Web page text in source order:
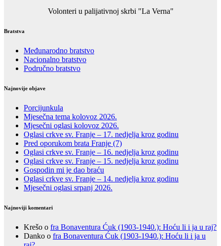
Volonteri u palijativnoj skrbi "La Verna"
Bratstva
Međunarodno bratstvo
Nacionalno bratstvo
Područno bratstvo
Najnovije objave
Porcijunkula
Mjesečna tema kolovoz 2026.
Mjesečni oglasi kolovoz 2026.
Oglasi crkve sv. Franje – 17. nedjelja kroz godinu
Pred oporukom brata Franje (7)
Oglasi crkve sv. Franje – 16. nedjelja kroz godinu
Oglasi crkve sv. Franje – 15. nedjelja kroz godinu
Gospodin mi je dao braću
Oglasi crkve sv. Franje – 14. nedjelja kroz godinu
Mjesečni oglasi srpanj 2026.
Najnoviji komentari
Krešo o fra Bonaventura Ćuk (1903-1940.): Hoću li i ja u raj?
Danko o fra Bonaventura Ćuk (1903-1940.): Hoću li i ja u